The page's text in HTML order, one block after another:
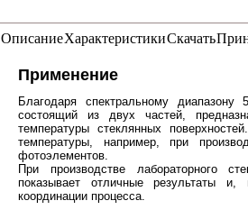
ОписаниеХарактеристикиСкачать
Применение
Благодаря спектральному
состоящий из двух частей,
температуры стеклянных
температуры, например, при
фотоэлементов.
При производстве лабораторного
показывает отличные результаты и,
координации процесса.